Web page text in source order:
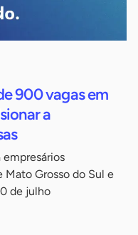
900 vagas em
a
Mato Grosso do Sul e
de julho